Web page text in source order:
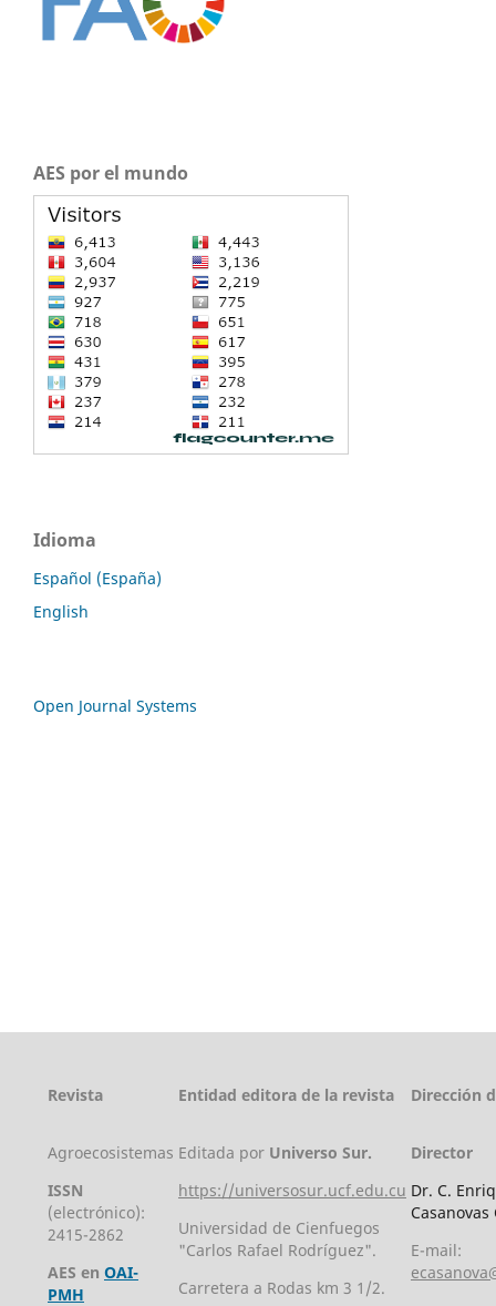
AES por el mundo
Idioma
Español (España)
English
Open Journal Systems
Revista Entidad editora de la revista Dirección
Agroecosistemas
ISSN
(electrónico):
2415-2862
AES en OAI-
PMH
Editada por Universo Sur.
https://universosur.ucf.edu.cu
Universidad de Cienfuegos
"Carlos Rafael Rodríguez".
Carretera a Rodas km 3 1/2.
Director
Dr. C.
Casanovas
E-mail: